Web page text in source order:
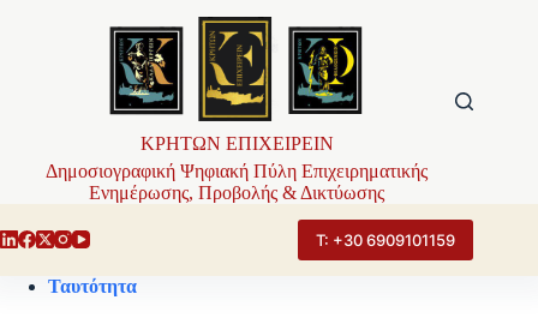
ΚΡΗΤΩΝ ΕΠΙΧΕΙΡΕΙΝ
Δημοσιογραφική Ψηφιακή Πύλη Επιχειρηματικής
Ενημέρωσης, Προβολής & Δικτύωσης
Τ: +30 6909101159
Ταυτότητα